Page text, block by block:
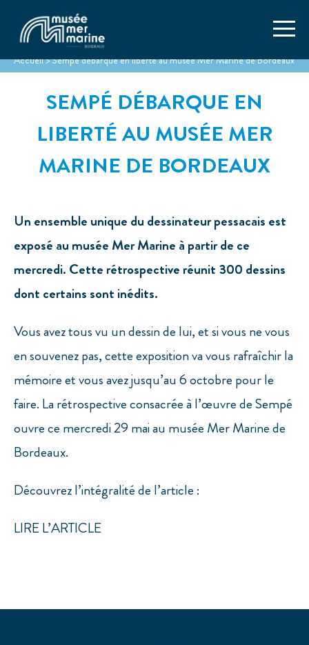
Accueil>Sempé débarque en liberté au musée Mer Marine de Bordeaux
SEMPÉ DÉBARQUE EN
LIBERTÉ AU MUSÉE MER
MARINE DE BORDEAUX
Un ensemble unique du dessinateur pessacais est
exposé au musée Mer Marine à partir de ce
mercredi. Cette rétrospective réunit 300 dessins
dont certains sont inédits.
Vous avez tous vu un dessin de lui, et si vous ne vous
en souvenez pas, cette exposition va vous rafraîchir la
mémoire et vous avez jusqu’au 6 octobre pour le
faire. La rétrospective consacrée à l’œuvre de Sempé
ouvre ce mercredi 29 mai au musée Mer Marine de
Bordeaux.
Découvrez l’intégralité de l’article :
LIRE L’ARTICLE